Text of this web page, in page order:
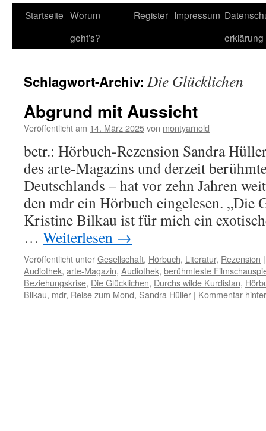
Startseite Worum
geht’s?
Register Impressum
erklärung
Schlagwort-Archiv: Die Glücklichen
Abgrund mit Aussicht
Veröffentlicht am 14. März 2025von montyarnold
betr.: Hörbuch-Rezension Sandra
des arte-Magazins und derzeit
Deutschlands – hat vor zehn Jahren
den mdr ein Hörbuch eingelesen. „Die
Kristine Bilkau ist für mich ein
… Weiterlesen →
Veröffentlicht unterGesellschaft, Hörbuch, Literatur, Rezension |
Audiothek, arte-Magazin, Audiothek, berühmteste
Beziehungskrise, Die Glücklichen, Durchs wilde Kurdistan,
Bilkau, mdr, Reise zum Mond, Sandra Hüller | Kommentar